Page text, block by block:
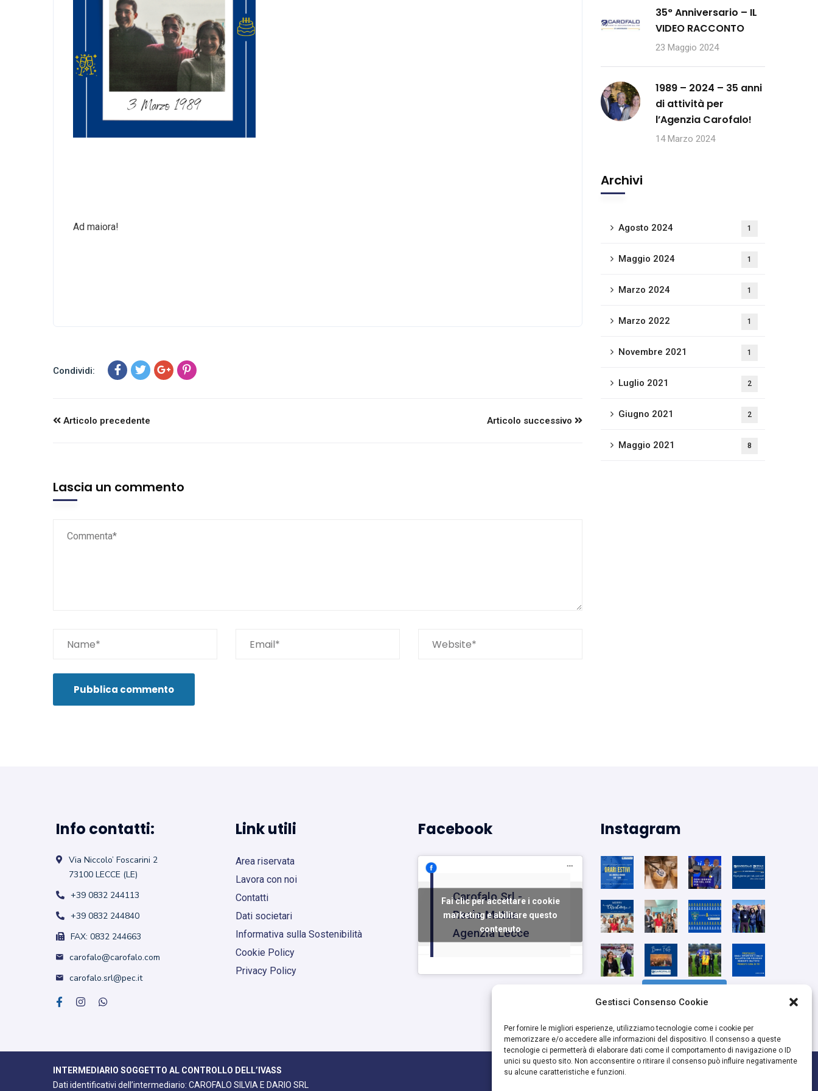
Gestisci Consenso Cookie
Per fornire le migliori esperienze, utilizziamo tecnologie come i cookie per
memorizzare e/o accedere alle informazioni del dispositivo. Il consenso a queste
tecnologie ci permetterà di elaborare dati come il comportamento di navigazione o ID
unici su questo sito. Non acconsentire o ritirare il consenso può influire negativamente
su alcune caratteristiche e funzioni.
Ad maiora!
Condividi:
Articolo precedente Articolo successivo
Lascia un commento
35° Anniversario – IL
VIDEO RACCONTO
23 Maggio 2024
1989 – 2024 – 35 anni
di attività per
l’Agenzia Carofalo!
14 Marzo 2024
Archivi
Agosto 2024 1
Maggio 2024 1
Marzo 2024 1
Marzo 2022 1
Novembre 2021 1
Luglio 2021 2
Giugno 2021 2
Maggio 2021 8
Info contatti:
Via Niccolo’ Foscarini 2
73100 LECCE (LE)
+39 0832 244113
+39 0832 244840
FAX: 0832 244663
carofalo@carofalo.com
carofalo.srl@pec.it
Link utili
Area riservata
Lavora con noi
Contatti
Dati societari
Informativa sulla Sostenibilità
Cookie Policy
Privacy Policy
Facebook
Carofalo Srl -
Reale Mutua
Agenzia Lecce
Fai clic per accettare i cookie
marketing e abilitare questo
contenuto
Instagram
INTERMEDIARIO SOGGETTO AL CONTROLLO DELL’IVASS
Dati identificativi dell’intermediario: CAROFALO SILVIA E DARIO SRL